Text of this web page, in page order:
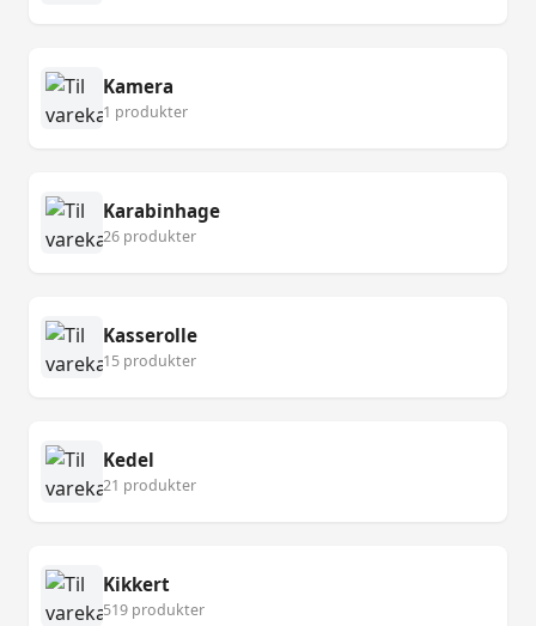
Kamera
1 produkter
Karabinhage
26 produkter
Kasserolle
15 produkter
Kedel
21 produkter
Kikkert
519 produkter